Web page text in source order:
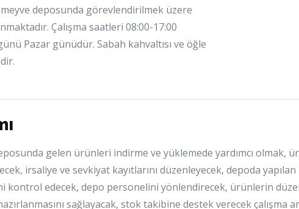
deposunda görevlendirilmek üzere
Çalışma saatleri 08:00-17:00
Pazar günüdür. Sabah kahvaltısı ve öğle
gelen ürünleri indirme ve yüklemede yardımcı olmak,
irsaliye ve sevkiyat kayıtlarını düzenleyecek, depoda
kontrol edecek, depo personelini yönlendirecek, ürünlerin
sağlayacak, stok takibine destek verecek çalışma